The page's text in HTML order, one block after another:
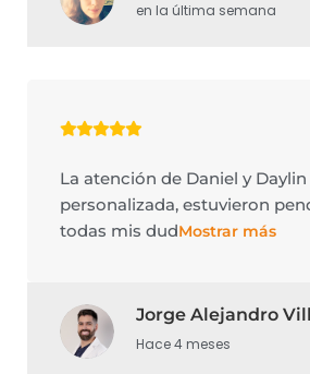
en la última semana
La atención de Daniel y
personalizada, estuvieron
todas mis dudMostrar más
Jorge Alejandro
Hace 4 meses